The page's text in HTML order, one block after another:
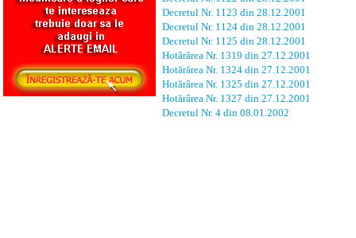
Decretul Nr. 1123 din 28.12.2001
Decretul Nr. 1124 din 28.12.2001
Decretul Nr. 1125 din 28.12.2001
Hotărârea Nr. 1319 din 27.12.2001
Hotărârea Nr. 1324 din 27.12.2001
Hotărârea Nr. 1325 din 27.12.2001
Hotărârea Nr. 1327 din 27.12.2001
Decretul Nr. 4 din 08.01.2002